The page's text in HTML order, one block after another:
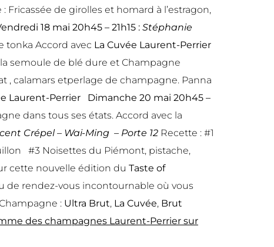
: Fricassée de girolles et homard à l’estragon,
18 mai 20h45 – 21h15 : Stéphanie
tonka Accord avec La Cuvée Laurent-Perrier
la semoule de blé dure et Champagne
, calamars etperlage de champagne. Panna
Laurent-Perrier
Dimanche 20 mai 20h45 –
dans tous ses états. Accord avec la
Crépel – Wai-Ming – Porte 12 Recette : #1
#3 Noisettes du Piémont, pistache,
cette nouvelle édition du Taste of
de rendez-vous incontournable où vous
: Ultra Brut, La Cuvée, Brut
des champagnes Laurent-Perrier sur